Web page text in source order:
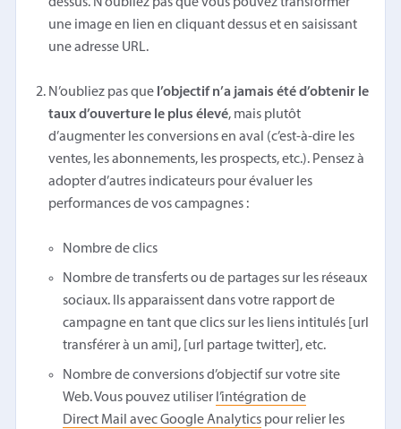
une image en lien en cliquant dessus et en saisissant
une adresse URL.
N’oubliez pas que l’objectif n’a jamais été d’obtenir le
taux d’ouverture le plus élevé, mais plutôt
d’augmenter les conversions en aval (c’est-à-dire les
ventes, les abonnements, les prospects, etc.). Pensez à
adopter d’autres indicateurs pour évaluer les
performances de vos campagnes :
Nombre de clics
Nombre de transferts ou de partages sur les réseaux
sociaux. Ils apparaissent dans votre rapport de
campagne en tant que clics sur les liens intitulés [url
transférer à un ami], [url partage twitter], etc.
Nombre de conversions d’objectif sur votre site
Web. Vous pouvez utiliser l’intégration de
Direct Mail avec Google Analytics pour relier les